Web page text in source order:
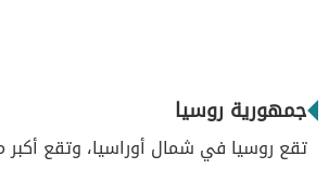
جمهورية روسيا
تقع روسيا في شمال أوراسيا، وتقع